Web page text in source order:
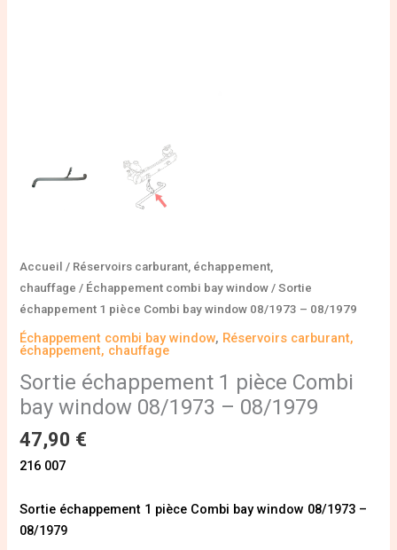
Accueil / Réservoirs carburant, échappement,
chauffage / Échappement combi bay window / Sortie
échappement 1 pièce Combi bay window 08/1973 – 08/1979
Échappement combi bay window, Réservoirs carburant,
échappement, chauffage
Sortie échappement 1 pièce Combi
bay window 08/1973 – 08/1979
47,90 €
216 007
Sortie échappement 1 pièce Combi bay window 08/1973 –
08/1979